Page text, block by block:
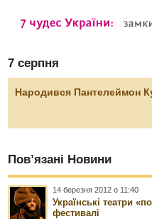
7 серпня
Народився Пантелеймон
Пов’язані Новини
14 березня 2012 о 11:40
Українські театри
фестивалі